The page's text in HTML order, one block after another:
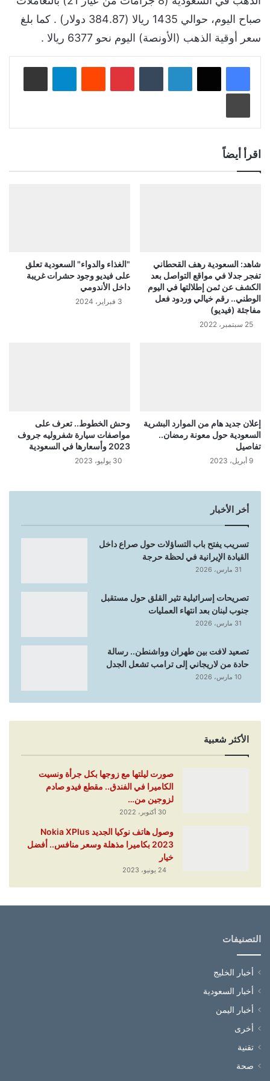
صباح اليوم، حوالي 1435 ريالا (384.87 دولار) . كما بلغ
سعر أوقية الذهب (الأونصة) اليوم نحو 6377 ريالا .
لينكدإن بينتيريست
اقرأ أيضاً
شاهد: السعودية رهف القحطاني
تفجر جدلا في مواقع التواصل بعد
الكشف عن ثمن إطلالتها في اليوم
الوطني.. رقم خيالي وردود فعل
مفاجئة (فيديو)
25 سبتمبر، 2022
"الغذاء والدواء" السعودية تعلق
على فيديو وجود حشرات غريبة
داخل الأندومي
3 فبراير، 2024
إعلان جديد هام من الموارد البشرية
السعودية حول معونة رمضان..
تفاصيل
9 أبريل، 2023
وحش الخطوط.. تعرف على
مواصفات سيارة شفروليه جروف
2023 وأسعارها في السعودية
30 يوليو، 2023
أخر الأخبار
تسريب يفتح باب التساؤلات حول صراع داخل
القيادة الإيرانية في لحظة حرجة
31 مارس، 2026
تصريحات إسرائيلية تثير القلق حول مستقبل
جنوب لبنان بعد انتهاء العمليات
31 مارس، 2026
تصعيد لافت بين طهران وواشنطن.. رسالة
حادة من لاريجاني إلى ترامب تشعل الجدل
10 مارس، 2026
الأكثر شعبية
صورت ليلتها مع زوجها بكل جرأة ونسيت
الكاميرا في الفندق.. مقطع فيدو صادم
لزوجين من…
30 أكتوبر، 2022
وصول هاتف نوكيا الجديد Nokia XPlus
2023 بكاميرا مذهلة وسعر منافس.. أفضل
خيار
24 يونيو، 2023
التصنيفات
أخبار الخليج
أخبار السعودية
أخبار اليمن
أخرى
تقنية
صحة